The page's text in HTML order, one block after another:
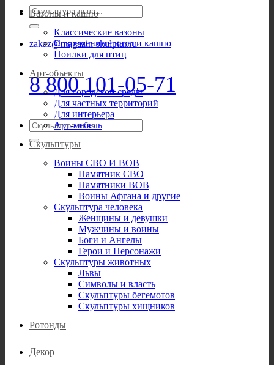
Искать:
zakaz@magazin-skulptur.ru
8 800 101-05-71
Искать:
Вазоны и кашпо
Классические вазоны
Современные вазы и кашпо
Поилки для птиц
Арт-объекты
Для городской среды
Для частных территорий
Для интерьера
Арт-мебель
Скульптуры
Воины СВО И ВОВ
Памятник СВО
Памятники ВОВ
Воины Афгана и другие
Скульптура человека
Женщины и девушки
Мужчины и воины
Боги и Ангелы
Герои и Персонажи
Скульптуры животных
Львы
Символы и власть
Скульптуры бегемотов
Скульптуры хищников
Ротонды
Декор